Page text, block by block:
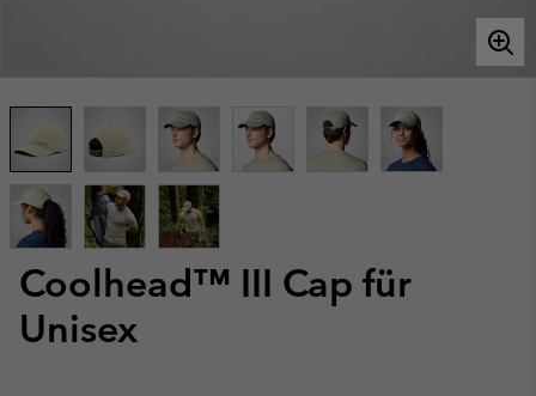
Coolhead™ III Cap für
Unisex